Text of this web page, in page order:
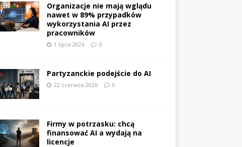
Organizacje nie mają wglądu
nawet w 89% przypadków
wykorzystania AI przez
pracowników
1 lipca 2026 0
Partyzanckie podejście do AI
22 czerwca 2026 0
Firmy w potrzasku: chcą
finansować AI a wydają na
licencje